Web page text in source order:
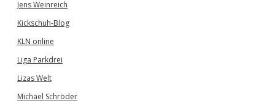
Jens Weinreich
Kickschuh-Blog
KLN online
Liga Parkdrei
Lizas Welt
Michael Schröder